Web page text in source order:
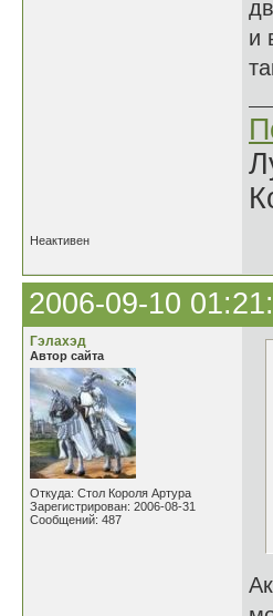
и
Неактивен
2006-09-10
Гэлахэд
Автор сайта
Откуда: Стол Короля Артура
Зарегистрирован: 2006-08-31
Сообщений: 487